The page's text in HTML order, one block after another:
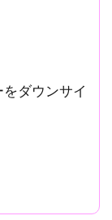
ダウンサイ